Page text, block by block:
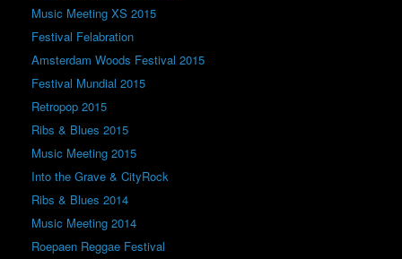
Music Meeting XS 2015
Festival Felabration
Amsterdam Woods Festival 2015
Festival Mundial 2015
Retropop 2015
Ribs & Blues 2015
Music Meeting 2015
Into the Grave & CityRock
Ribs & Blues 2014
Music Meeting 2014
Roepaen Reggae Festival